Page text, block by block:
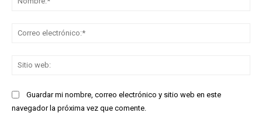
Guardar mi nombre, correo electrónico y sitio web en este
navegador la próxima vez que comente.